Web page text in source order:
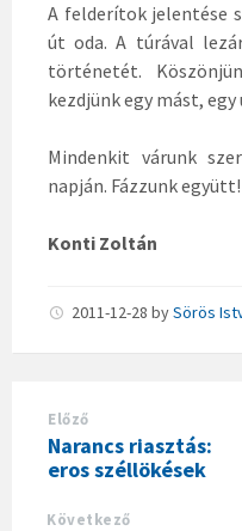
A felderítok jelentése
út oda. A túrával
történetét.
kezdjünk egy mást, egy
Mindenkit várunk
napján. Fázzunk együtt!
Konti Zoltán
2011-12-28 bySörös
Előző
Narancs riasztás:
eros széllökések
Következő